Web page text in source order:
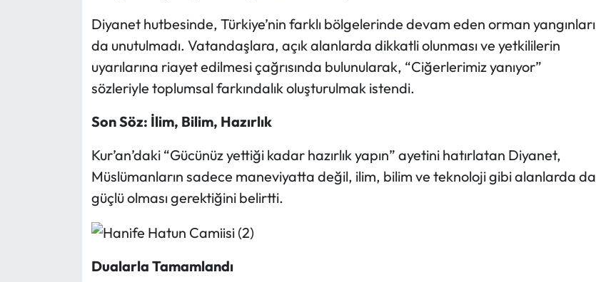
Diyanet hutbesinde, Türkiye’nin farklı bölgelerinde devam eden orman yangınları
da unutulmadı. Vatandaşlara, açık alanlarda dikkatli olunması ve yetkililerin
uyarılarına riayet edilmesi çağrısında bulunularak, “Ciğerlerimiz yanıyor”
sözleriyle toplumsal farkındalık oluşturulmak istendi.
Son Söz: İlim, Bilim, Hazırlık
Kur’an’daki “Gücünüz yettiği kadar hazırlık yapın” ayetini hatırlatan Diyanet,
Müslümanların sadece maneviyatta değil, ilim, bilim ve teknoloji gibi alanlarda da
güçlü olması gerektiğini belirtti.
Dualarla Tamamlandı